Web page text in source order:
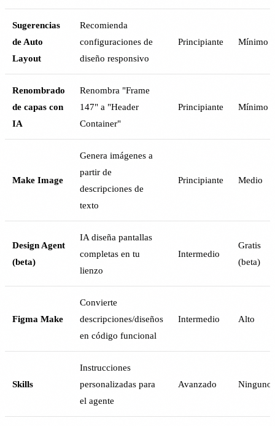
Sugerencias
de Auto
Layout
Recomienda
configuraciones de
diseño responsivo
Principiante Mínimo
Renombrado
de capas con
IA
Renombra "Frame
147" a "Header
Container"
Principiante Mínimo
Make Image
Genera imágenes a
partir de
descripciones de
texto
Principiante Medio
Design Agent
(beta)
IA diseña pantallas
completas en tu
lienzo
Intermedio
Gratis
(beta)
Figma Make
Convierte
descripciones/diseños
en código funcional
Intermedio Alto
Skills
Instrucciones
personalizadas para
el agente
Avanzado Ninguno